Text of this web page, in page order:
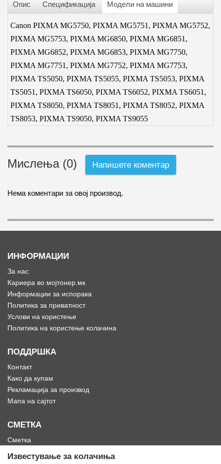
Известување за колачиња
Опис Спецификација Модели на машини
Canon PIXMA MG5750, PIXMA MG5751, PIXMA MG5752,
PIXMA MG5753, PIXMA MG6850, PIXMA MG6851,
PIXMA MG6852, PIXMA MG6853, PIXMA MG7750,
PIXMA MG7751, PIXMA MG7752, PIXMA MG7753,
PIXMA TS5050, PIXMA TS5055, PIXMA TS5053, PIXMA
TS5051, PIXMA TS6050, PIXMA TS6052, PIXMA TS6051,
PIXMA TS8050, PIXMA TS8051, PIXMA TS8052, PIXMA
TS8053, PIXMA TS9050, PIXMA TS9055
Мислења (0) Напишете коментар
Нема коментари за овој производ.
ИНФОРМАЦИИ
За нас
Кариера во мојтонер.мк
Информации за испорака
Политика за приватност
Услови на користење
Политика на користење колачина
ПОДДРШКА
Контакт
Како да купам
Рекламација за производ
Мапа на сајтот
СМЕТКА
Сметка